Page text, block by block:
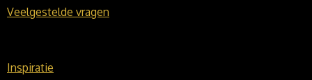
Veelgestelde vragen
Inspiratie